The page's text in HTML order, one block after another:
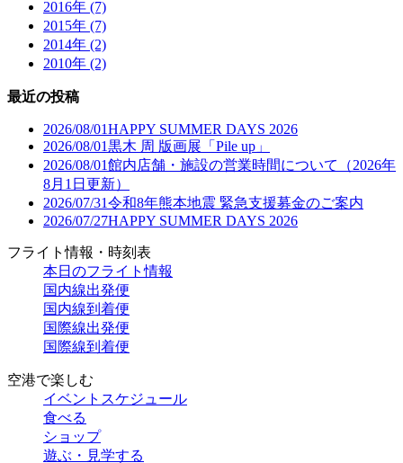
2016年 (7)
2015年 (7)
2014年 (2)
2010年 (2)
最近の投稿
2026/08/01HAPPY SUMMER DAYS 2026
2026/08/01黒木 周 版画展「Pile up」
2026/08/01館内店舗・施設の営業時間について（2026年
8月1日更新）
2026/07/31令和8年熊本地震 緊急支援募金のご案内
2026/07/27HAPPY SUMMER DAYS 2026
フライト情報・時刻表
本日のフライト情報
国内線出発便
国内線到着便
国際線出発便
国際線到着便
空港で楽しむ
イベントスケジュール
食べる
ショップ
遊ぶ・見学する